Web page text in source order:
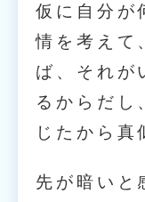
仮に自分が
情を考えて
ば、それが
るからだし
じたから真
先が暗いと